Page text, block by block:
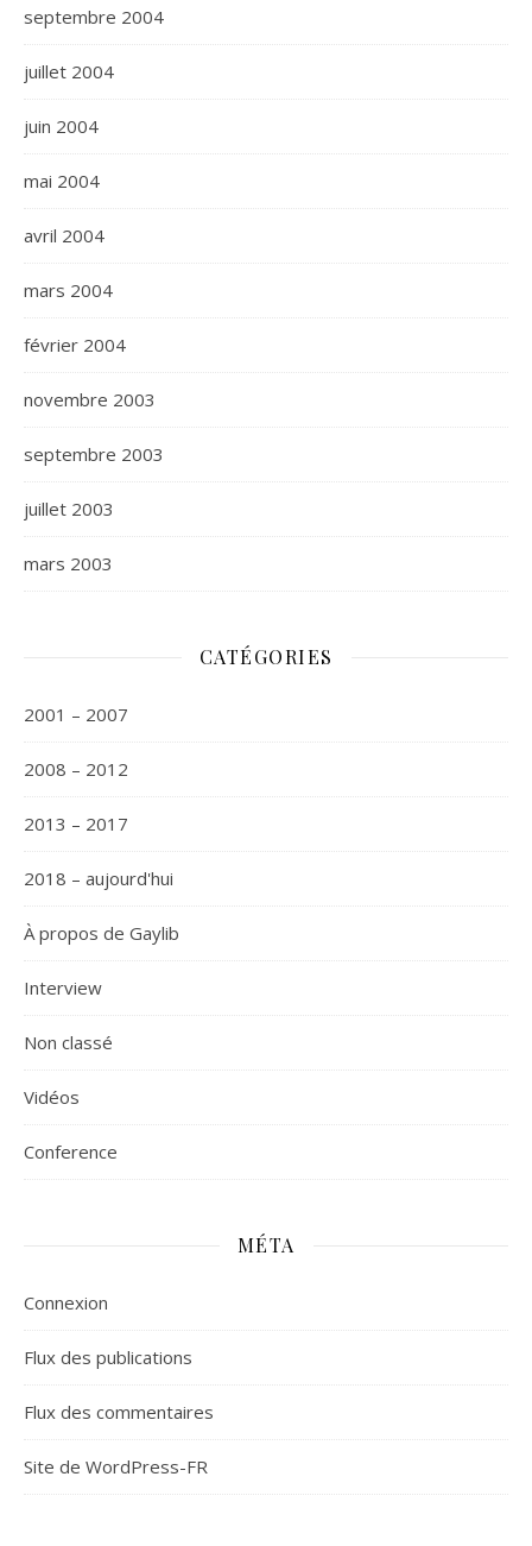
septembre 2004
juillet 2004
juin 2004
mai 2004
avril 2004
mars 2004
février 2004
novembre 2003
septembre 2003
juillet 2003
mars 2003
CATÉGORIES
2001 – 2007
2008 – 2012
2013 – 2017
2018 – aujourd'hui
À propos de Gaylib
Interview
Non classé
Vidéos
Сonference
MÉTA
Connexion
Flux des publications
Flux des commentaires
Site de WordPress-FR